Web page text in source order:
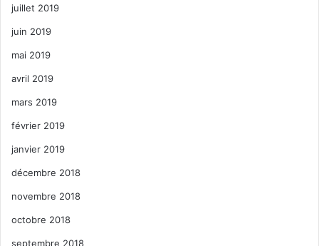
juillet 2019
juin 2019
mai 2019
avril 2019
mars 2019
février 2019
janvier 2019
décembre 2018
novembre 2018
octobre 2018
septembre 2018